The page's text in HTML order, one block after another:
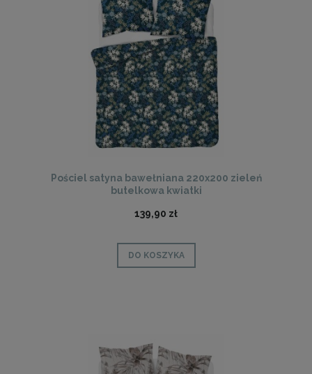
Pościel satyna bawełniana 220x200 zieleń
butelkowa kwiatki
139,90 zł
DO KOSZYKA